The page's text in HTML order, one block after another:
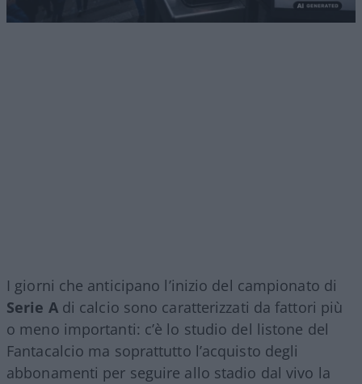
I giorni che anticipano l’inizio del campionato di
Serie Adi calcio sono caratterizzati da fattori più
o meno importanti: c’è lo studio del listone del
Fantacalcio ma soprattutto l’acquisto degli
abbonamenti per seguire allo stadio dal vivo la